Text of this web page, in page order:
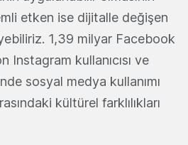
etken ise dijitalle değişen
1,39 milyar Facebook
Instagram kullanıcısı ve
sosyal medya kullanımı
kültürel farklılıkları